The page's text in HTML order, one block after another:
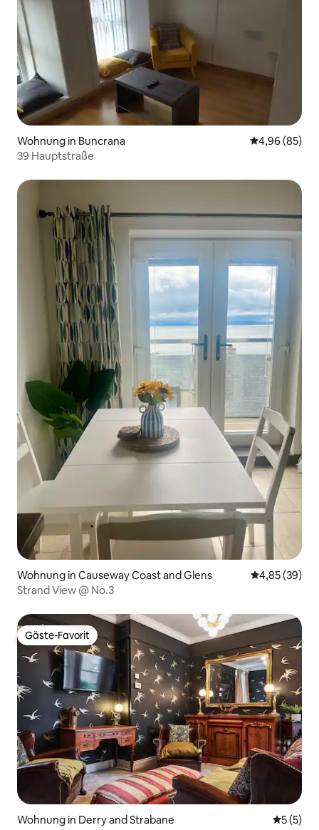
Wohnung in Buncrana
4,96 (85)
39 Hauptstraße
Wohnung in Causeway Coast and Glens
4,85 (39)
Strand View @ No.3
Gäste-Favorit
Gäste-Favorit
Wohnung in Derry and Strabane
5 (5)